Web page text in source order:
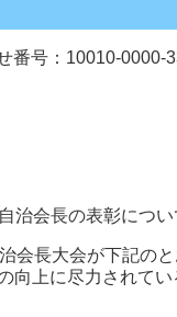
番号：10010-0000-
治会長の表彰につい
会長大会が下記の
向上に尽力されて